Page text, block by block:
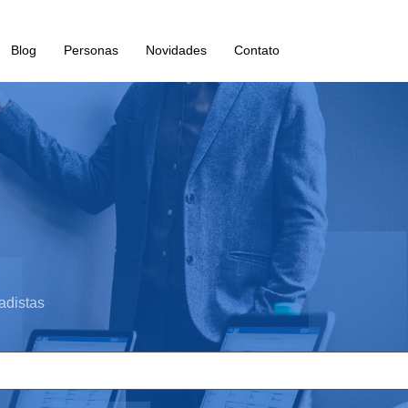
Blog Personas Novidades Contato